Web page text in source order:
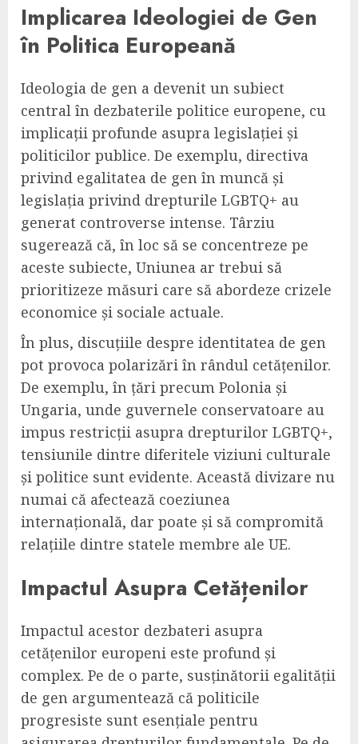
Implicarea Ideologiei de Gen
în Politica Europeană
Ideologia de gen a devenit un subiect
central în dezbaterile politice europene, cu
implicații profunde asupra legislației și
politicilor publice. De exemplu, directiva
privind egalitatea de gen în muncă și
legislația privind drepturile LGBTQ+ au
generat controverse intense. Târziu
sugerează că, în loc să se concentreze pe
aceste subiecte, Uniunea ar trebui să
prioritizeze măsuri care să abordeze crizele
economice și sociale actuale.
În plus, discuțiile despre identitatea de gen
pot provoca polarizări în rândul cetățenilor.
De exemplu, în țări precum Polonia și
Ungaria, unde guvernele conservatoare au
impus restricții asupra drepturilor LGBTQ+,
tensiunile dintre diferitele viziuni culturale
și politice sunt evidente. Această divizare nu
numai că afectează coeziunea
internațională, dar poate și să compromită
relațiile dintre statele membre ale UE.
Impactul Asupra Cetățenilor
Impactul acestor dezbateri asupra
cetățenilor europeni este profund și
complex. Pe de o parte, susținătorii egalității
de gen argumentează că politicile
progresiste sunt esențiale pentru